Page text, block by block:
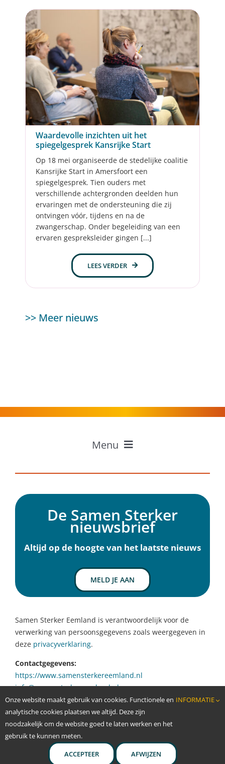
Waardevolle inzichten uit het
spiegelgesprek Kansrijke Start
Op 18 mei organiseerde de stedelijke coalitie
Kansrijke Start in Amersfoort een
spiegelgesprek. Tien ouders met
verschillende achtergronden deelden hun
ervaringen met de ondersteuning die zij
ontvingen vóór, tijdens en na de
zwangerschap. Onder begeleiding van een
ervaren gespreksleider gingen [...]
LEES VERDER
>> Meer nieuws
Menu
Inwoners
Ervaringen
Over Samen Sterker
Nieuws
De Samen Sterker
nieuwsbrief
Altijd op de hoogte van het laatste nieuws
MELD JE AAN
Samen Sterker Eemland is verantwoordelijk voor de
verwerking van persoonsgegevens zoals weergegeven in
deze privacyverklaring.
Contactgegevens:
https://www.samensterkereemland.nl
info@samensterkereemland.nl
Copyright | Samen Sterker Eemland | Powered by
Ontwerpgroep Lale
Onze website maakt gebruik van cookies. Functionele en
analytische cookies plaatsen we altijd. Deze zijn
noodzakelijk om de website goed te laten werken en het
gebruik te kunnen meten.
INFORMATIE
ACCEPTEER AFWIJZEN